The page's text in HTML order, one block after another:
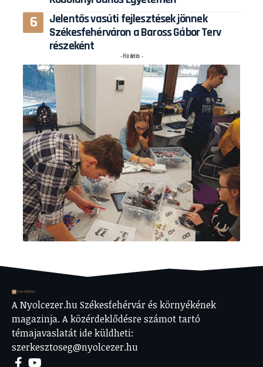
Jelentős vasúti fejlesztések jönnek
Székesfehérváron a Baross Gábor Terv
részeként
- Hirdetés -
A Nyolcezer.hu Székesfehérvár és környékének
magazinja. A közérdeklődésre számot tartó
témajavaslatát ide küldheti:
szerkesztoseg@nyolcezer.hu